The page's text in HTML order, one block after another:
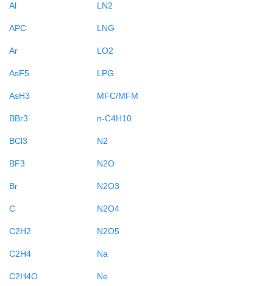
Al
APC
Ar
AsF5
AsH3
BBr3
BCl3
BF3
Br
C
C2H2
C2H4
C2H4O
LN2
LNG
LO2
LPG
MFC/MFM
n-C4H10
N2
N2O
N2O3
N2O4
N2O5
Na
Ne